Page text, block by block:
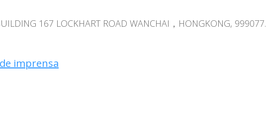
167 LOCKHART ROAD WANCHAI，HONGKONG, 999077.
imprensa